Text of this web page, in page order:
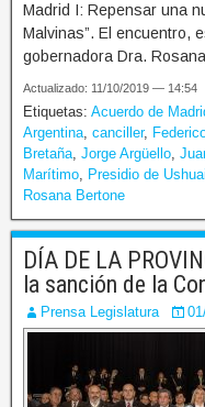
Madrid I: Repensar una
Malvinas”. El encuentro,
gobernadora Dra.
Actualizado: 11/10/2019 — 14:54
Etiquetas: Acuerdo de
Argentina canciller,
Bretaña Jorge Argüello
Marítimo
Presidio de
Rosana Bertone
DÍA DE LA
la sanción de la
Prensa Legislatura